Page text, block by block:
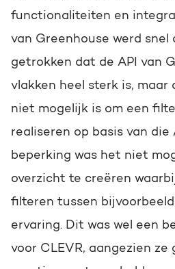
functionaliteiten en
van Greenhouse werd snel
getrokken dat de API van
vlakken heel sterk is,
niet mogelijk is om een
realiseren op basis van die
beperking was het niet
overzicht te creëren
filteren tussen
ervaring. Dit was wel een
voor CLEVR, aangezien ze